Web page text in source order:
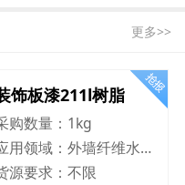
更多>>
饰板漆211l树脂
购数量： 1kg
用领域：
外墙纤维水泥板
源要求：不限